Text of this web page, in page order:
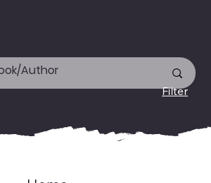
Filter